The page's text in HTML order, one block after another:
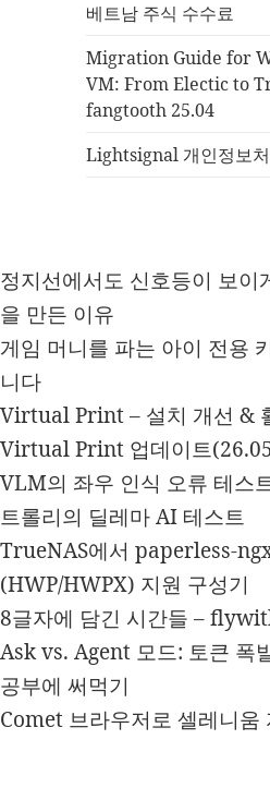
베트남 주식 수수료
Migration Guide for
VM: From Electic to
fangtooth 25.04
Lightsignal 개인정보
정지선에서도 신호등이 보
을 만든 이유
게임 머니를 파는 아이 전용
니다
Virtual Print – 설치 개선 &
Virtual Print 업데이트
VLM의 좌우 인식 오류 테스
트롤리의 딜레마 AI 테스트
TrueNAS에서 paperless-
(HWP/HWPX) 지원 구성기
8글자에 담긴 시간들 –
Ask vs. Agent 모드: 토큰 폭
공부에 써먹기
Comet 브라우저로 셀레니움